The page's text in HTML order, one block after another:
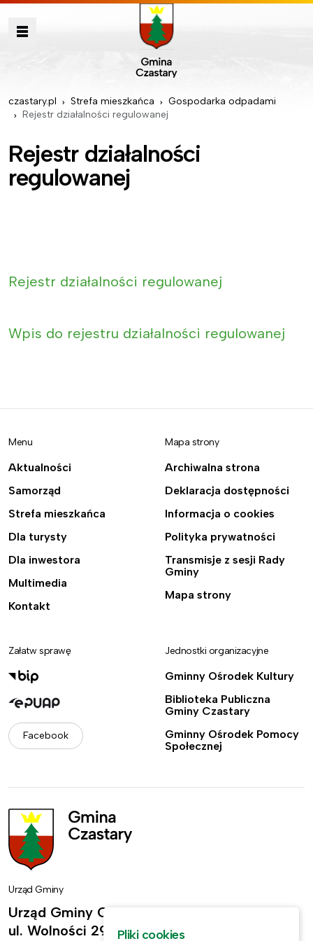
czastary.pl Strefa mieszkańca
Gospodarka odpadami
Rejestr działalności regulowanej
Rejestr działalności
regulowanej
Rejestr działalności regulowanej
Wpis do rejestru działalności regulowanej
Menu
Aktualności
Samorząd
Strefa mieszkańca
Dla turysty
Dla inwestora
Multimedia
Kontakt
Mapa strony
Archiwalna strona
Deklaracja dostępności
Informacja o cookies
Polityka prywatności
Transmisje z sesji Rady
Gminy
Mapa strony
Załatw sprawę
Facebook
Jednostki organizacyjne
Gminny Ośrodek Kultury
Biblioteka Publiczna
Gminy Czastary
Gminny Ośrodek Pomocy
Społecznej
Urząd Gminy
Urząd Gminy Czastary
ul. Wolności 29,
Pliki cookies